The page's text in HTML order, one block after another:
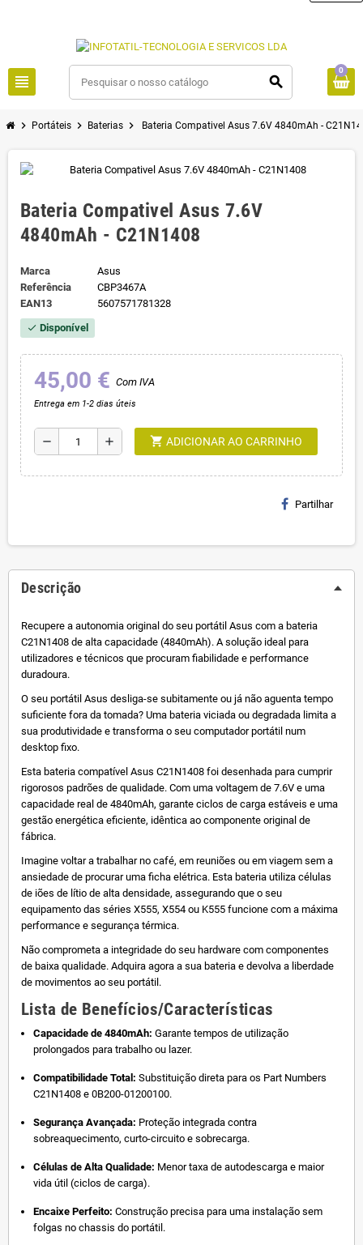
view_headline search
0
chevron_right Portáteis chevron_right Baterias chevron_right Bateria Compativel Asus 7.6V 4840mAh -
Bateria Compativel Asus 7.6V
4840mAh - C21N1408
Marca
Asus
Referência
CBP3467A
EAN13
5607571781328
check Disponível
45,00 € Com IVA
Entrega em 1-2 dias úteis
remove add shopping_cart ADICIONAR AO CARRINHO
Partilhar
Descrição
Recupere a autonomia original do seu portátil Asus com a bateria
C21N1408 de alta capacidade (4840mAh). A solução ideal para
utilizadores e técnicos que procuram fiabilidade e performance
duradoura.
O seu portátil Asus desliga-se subitamente ou já não aguenta tempo
suficiente fora da tomada? Uma bateria viciada ou degradada limita a
sua produtividade e transforma o seu computador portátil num
desktop fixo.
Esta bateria compatível Asus C21N1408 foi desenhada para cumprir
rigorosos padrões de qualidade. Com uma voltagem de 7.6V e uma
capacidade real de 4840mAh, garante ciclos de carga estáveis e uma
gestão energética eficiente, idêntica ao componente original de
fábrica.
Imagine voltar a trabalhar no café, em reuniões ou em viagem sem a
ansiedade de procurar uma ficha elétrica. Esta bateria utiliza células
de iões de lítio de alta densidade, assegurando que o seu
equipamento das séries X555, X554 ou K555 funcione com a máxima
performance e segurança térmica.
Não comprometa a integridade do seu hardware com componentes
de baixa qualidade. Adquira agora a sua bateria e devolva a liberdade
de movimentos ao seu portátil.
Lista de Benefícios/Características
Capacidade de 4840mAh: Garante tempos de utilização
prolongados para trabalho ou lazer.
Compatibilidade Total: Substituição direta para os Part Numbers
C21N1408 e 0B200-01200100.
Segurança Avançada: Proteção integrada contra
sobreaquecimento, curto-circuito e sobrecarga.
Células de Alta Qualidade: Menor taxa de autodescarga e maior
vida útil (ciclos de carga).
Encaixe Perfeito: Construção precisa para uma instalação sem
folgas no chassis do portátil.